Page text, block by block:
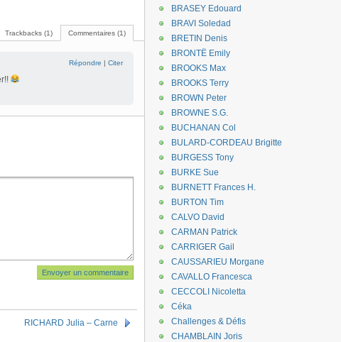
Commentaires (1)
Trackbacks (1)
Répondre | Citer
RICHARD Julia – Carne
BRASEY Edouard
BRAVI Soledad
BRETIN Denis
BRONTË Emily
BROOKS Max
BROOKS Terry
BROWN Peter
BROWNE S.G.
BUCHANAN Col
BULARD-CORDEAU Brigitte
BURGESS Tony
BURKE Sue
BURNETT Frances H.
BURTON Tim
CALVO David
CARMAN Patrick
CARRIGER Gail
CAUSSARIEU Morgane
CAVALLO Francesca
CECCOLI Nicoletta
Céka
Challenges & Défis
CHAMBLAIN Joris